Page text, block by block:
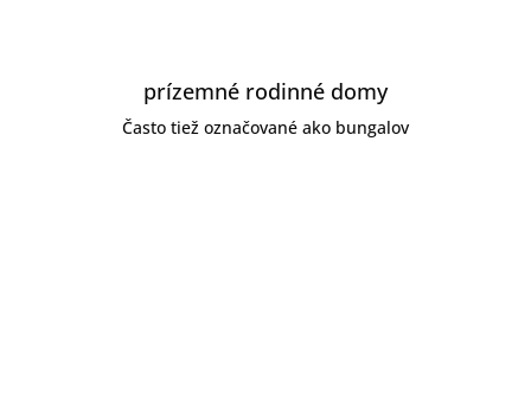
prízemné rodinné domy
Často tiež označované ako bungalov